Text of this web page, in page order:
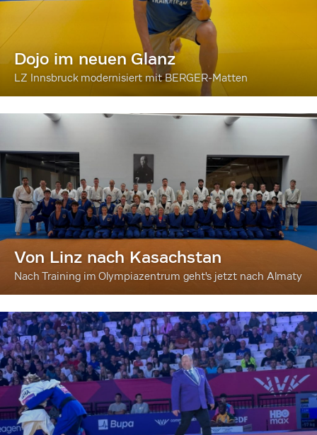
Dojo im neuen Glanz
LZ Innsbruck modernisiert mit BERGER-Matten
Von Linz nach Kasachstan
Nach Training im Olympiazentrum geht's jetzt nach Almaty